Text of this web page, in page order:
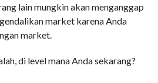
lain mungkin akan menganggap
market karena Anda
market.
di level mana Anda sekarang?